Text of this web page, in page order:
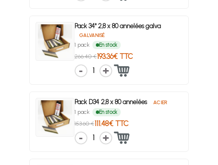
Pack 34° 2,8 x 80 annelées galva
GALVANISÉ
1 pack En stock
266.40 €193.36€ TTC
1
Pack D34 2,8 x 80 annelées ACIER
1 pack En stock
153.60 €111.48€ TTC
1